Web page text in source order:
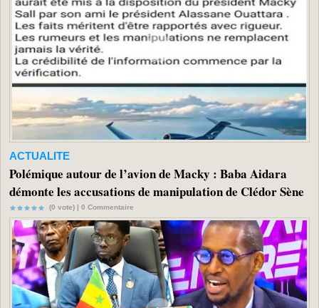
ACTUALITE
Polémique autour de l’avion de Macky : Baba Aidara
démonte les accusations de manipulation de Clédor Sène
(0 vote) | 0 Commentaire